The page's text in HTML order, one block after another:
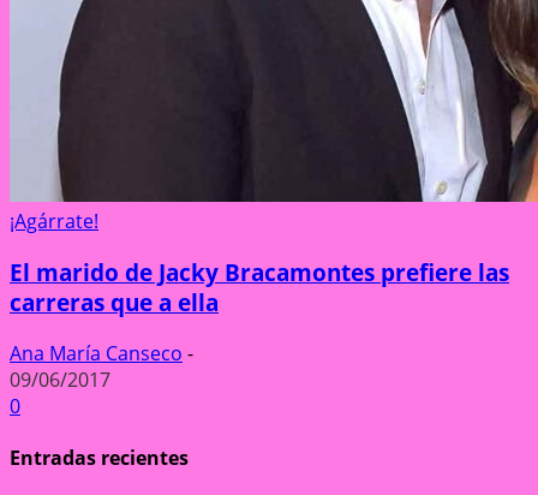
¡Agárrate!
El marido de Jacky Bracamontes prefiere las
carreras que a ella
Ana María Canseco -
09/06/2017
0
Entradas recientes